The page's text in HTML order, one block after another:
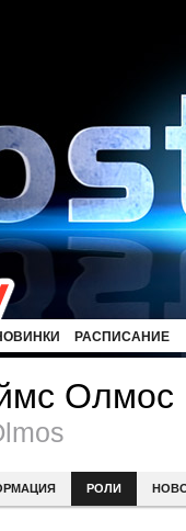
РАСПИСАНИЕ
Олмос
РОЛИ